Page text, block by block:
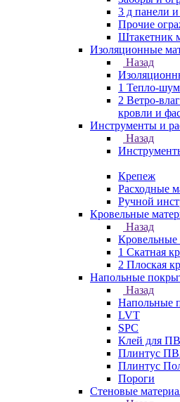
3 д панели
Прочие
Штакетник
Изоляционные
Назад
1 Тепло-
2 Ветро-
кровли и
Инструменты и
Назад
Крепеж
Расходные
Ручной
Кровельные
Назад
1 Скатная
2 Плоская
Напольные
Назад
Напольные
LVT
SPC
Клей для
Плинтус
Плинтус
Пороги
Стеновые